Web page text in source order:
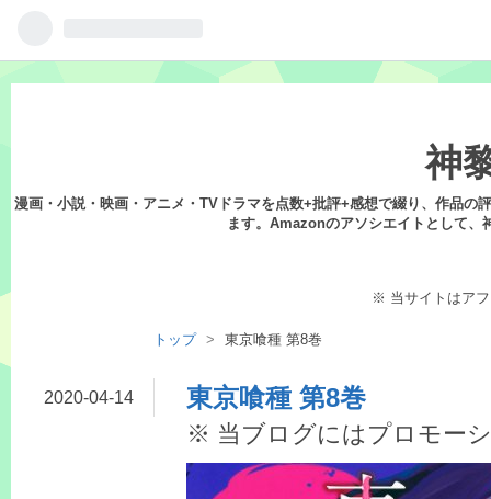
神
漫画・小説・映画・アニメ・TVドラマを点数+批評+感想で綴り、作品
ます。Amazonのアソシエイトとして、
※ 当サイトはア
トップ > 東京喰種 第8巻
2020-04-14 東京喰種 第8巻
※ 当ブログにはプロモー